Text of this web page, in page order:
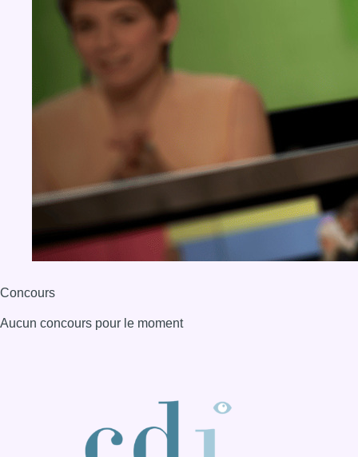
Concours
Aucun concours pour le moment